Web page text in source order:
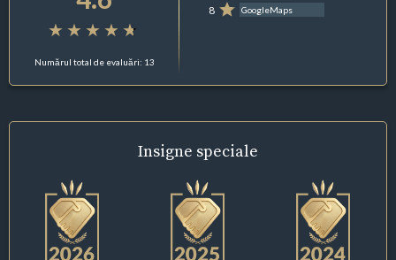
Numărul total de evaluări: 13
8 GoogleMaps
Insigne speciale